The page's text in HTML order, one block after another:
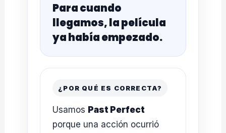
Para cuando
llegamos, la película
ya había empezado.
¿POR QUÉ ES CORRECTA?
Usamos Past Perfect
porque una acción ocurrió